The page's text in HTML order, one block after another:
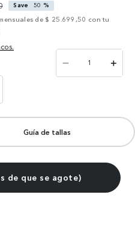
Save 50 %
de $ 25.699,50 con tu
＋
－
Guía de tallas